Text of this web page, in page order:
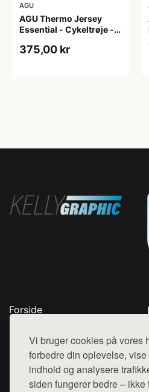
Vi bruger cookies på vores
forbedre din oplevelse,
indhold og analysere
siden fungerer bedre –
AGU
AGU Thermo Jersey
Essential - Cykeltrøje -
XXL
375,00 kr
Forside
Top Rabatter
Blog
Kontakt